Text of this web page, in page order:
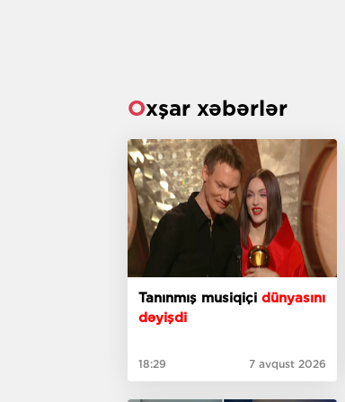
Oxşar xəbərlər
Tanınmış musiqiçi dünyasını
dəyişdi
18:29 7 avqust 2026